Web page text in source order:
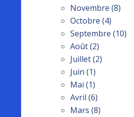
Novembre (8)
Octobre (4)
Septembre (10)
Août(2)
Juillet(2)
Juin (1)
Mai (1)
Avril (6)
Mars (8)